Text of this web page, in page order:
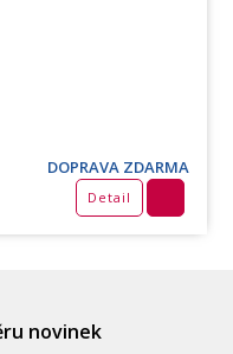
DOPRAVA ZDARMA
Detail
novinek